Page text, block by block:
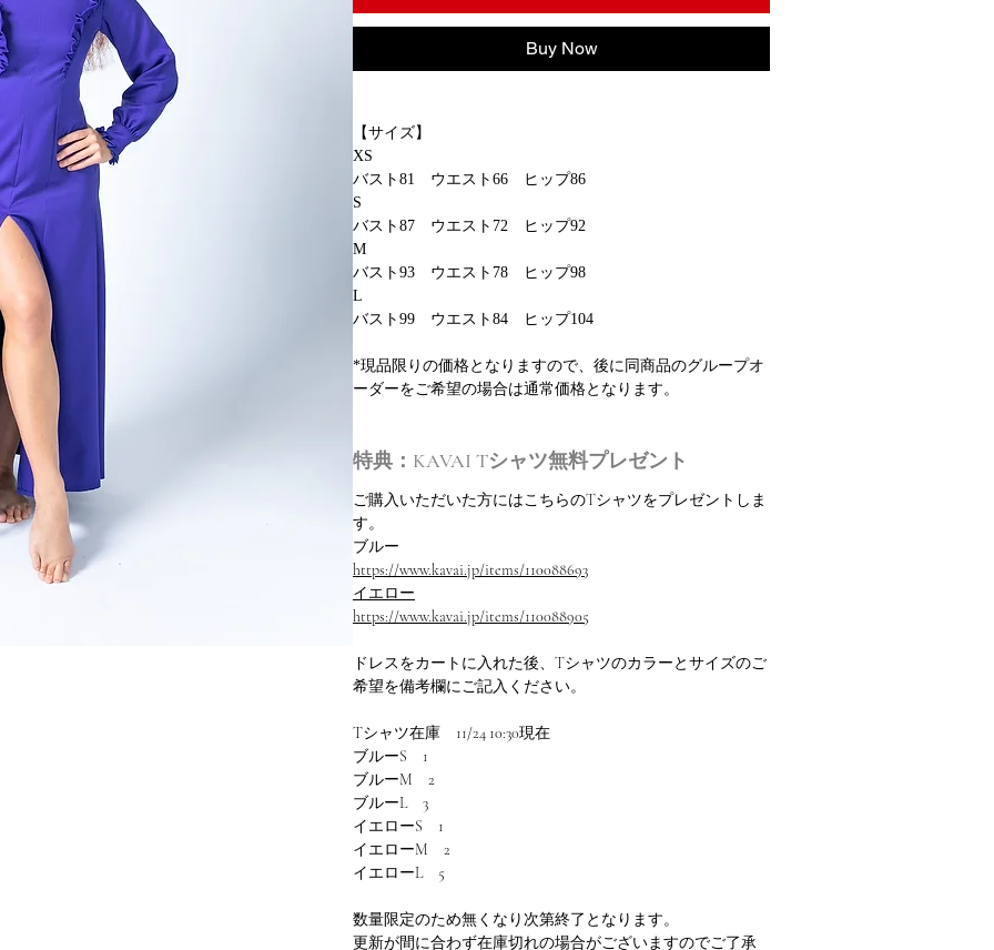
Buy Now
【サイズ】
XS
バスト81 ウエスト66 ヒップ86
S
バスト87 ウエスト72 ヒップ92
M
バスト93 ウエスト78 ヒップ98
L
バスト99 ウエスト84 ヒップ104
*現品限りの価格となりますので、後に同商品のグループオ
ーダーをご希望の場合は通常価格となります。
特典：KAVAI Tシャツ無料プレゼント
ご購入いただいた方にはこちらのTシャツをプレゼントしま
す。
ブルー
https://www.kavai.jp/items/110088693
イエロー
https://www.kavai.jp/items/110088905
ドレスをカートに入れた後、Tシャツのカラーとサイズのご
希望を備考欄にご記入ください。
Tシャツ在庫 11/24 10:30現在
ブルーS 1
ブルーM 2
ブルーL 3
イエローS 1
イエローM 2
イエローL 5
数量限定のため無くなり次第終了となります。
更新が間に合わず在庫切れの場合がございますのでご了承